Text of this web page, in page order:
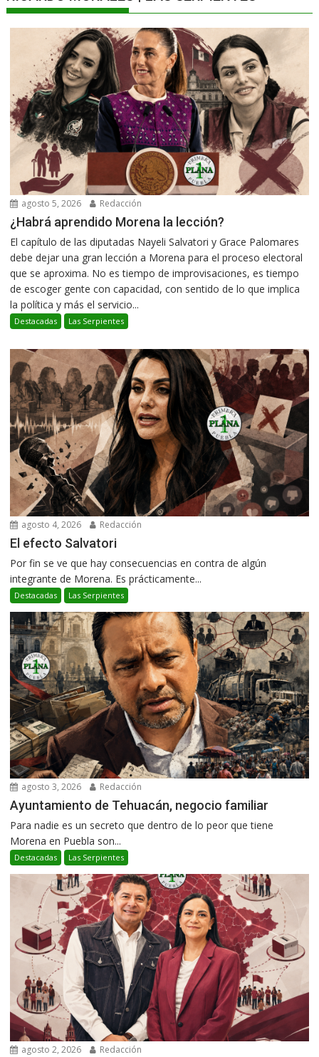
agosto 5, 2026 Redacción
¿Habrá aprendido Morena la lección?
El capítulo de las diputadas Nayeli Salvatori y Grace Palomares
debe dejar una gran lección a Morena para el proceso electoral
que se aproxima. No es tiempo de improvisaciones, es tiempo
de escoger gente con capacidad, con sentido de lo que implica
la política y más el servicio...
Destacadas Las Serpientes
agosto 4, 2026 Redacción
El efecto Salvatori
Por fin se ve que hay consecuencias en contra de algún
integrante de Morena. Es prácticamente...
Destacadas Las Serpientes
agosto 3, 2026 Redacción
Ayuntamiento de Tehuacán, negocio familiar
Para nadie es un secreto que dentro de lo peor que tiene
Morena en Puebla son...
Destacadas Las Serpientes
agosto 2, 2026 Redacción